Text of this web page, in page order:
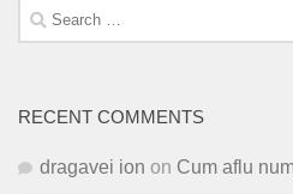
Search
for:
RECENT COMMENTS
dragavei ion on Cum aflu